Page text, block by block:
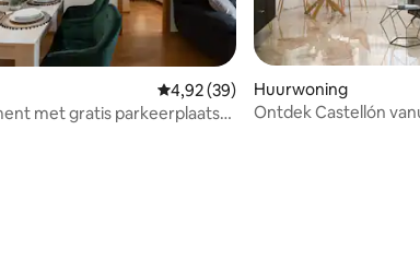
van 4,97 op 5, 74 recensies
Gemiddelde beoordeling van 4,92
4,92 (39)
met gratis parkeerplaats
Huurwoning
Ontdek Castellón